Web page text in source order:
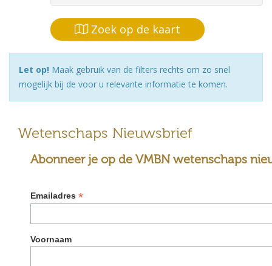
Zoek op de kaart
Let op! Maak gebruik van de filters rechts om zo snel
mogelijk bij de voor u relevante informatie te komen.
Wetenschaps Nieuwsbrief
Abonneer je op de VMBN wetenschaps
Emailadres *
Voornaam